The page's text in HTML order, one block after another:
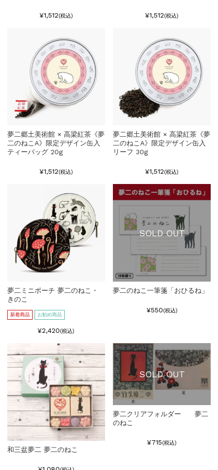
¥1,512(税込) ¥1,512(税込)
夢二郷土美術館 × 高梁紅茶《夢
二のねこA》限定デザイン缶入
ティーバッグ 20g
¥1,512(税込)
夢二郷土美術館 × 高梁紅茶《夢
二のねこA》限定デザイン缶入
リーフ 30g
¥1,512(税込)
夢二ミニポーチ 夢二のねこ・
きのこ
新着商品 お勧め商品
¥2,420(税込)
SOLD OUT
夢二のねこ一筆箋「おひるね」
¥550(税込)
和三盆夢二 夢二のねこ
SOLD OUT
夢二クリアフォルダー 夢二
のねこ
¥715(税込)